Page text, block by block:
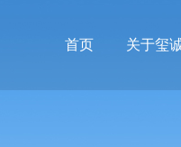
首页 关于玺